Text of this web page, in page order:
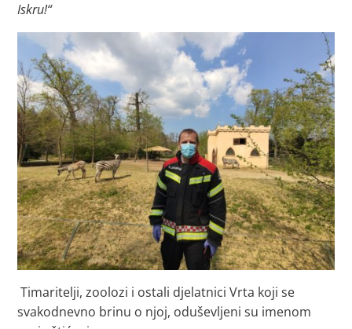
Iskru!“
Timaritelji, zoolozi i ostali djelatnici Vrta koji se
svakodnevno brinu o njoj, oduševljeni su imenom